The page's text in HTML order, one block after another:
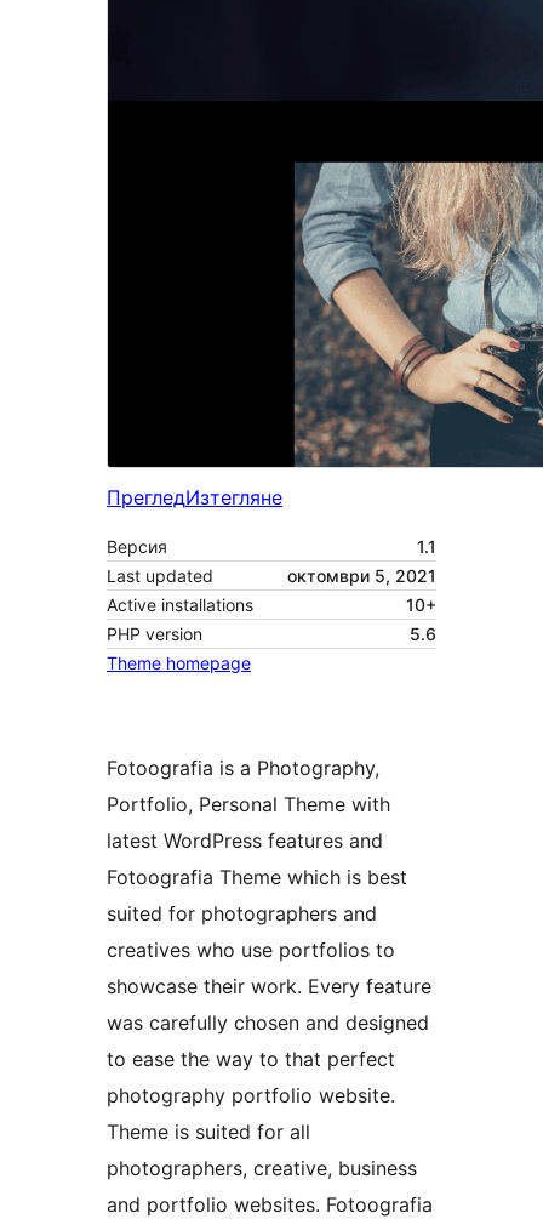
ПрегледИзтегляне
Версия
1.1
Last updated
октомври 5, 2021
Active installations
10+
PHP version
5.6
Theme homepage
Fotoografia is a Photography,
Portfolio, Personal Theme with
latest WordPress features and
Fotoografia Theme which is best
suited for photographers and
creatives who use portfolios to
showcase their work. Every feature
was carefully chosen and designed
to ease the way to that perfect
photography portfolio website.
Theme is suited for all
photographers, creative, business
and portfolio websites. Fotoografia